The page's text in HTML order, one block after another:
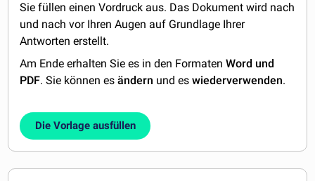
Sie füllen einen Vordruck aus. Das Dokument wird nach
und nach vor Ihren Augen auf Grundlage Ihrer
Antworten erstellt.
Am Ende erhalten Sie es in den FormatenWord und
PDF. Sie können esändern und eswiederverwenden.
Die Vorlage ausfüllen